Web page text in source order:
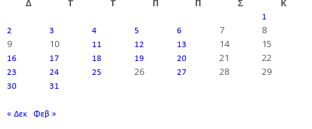
Δ
Τ Τ Π Π Σ Κ
1
2
3 4 5 6 7
8
9
10 11 12 13 14 15
16 17 18 19 20 21 22
23 24 25 26 27 28 29
30 31
« Δεκ Φεβ »